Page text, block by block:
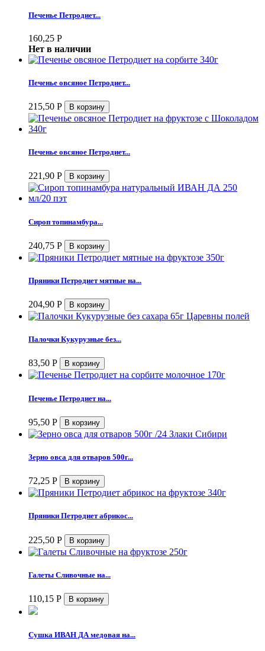
Печенье Петродиет...
160,25 Р
Нет в наличии
Печенье овсяное Петродиет...
215,50 Р
Печенье овсяное Петродиет...
221,90 Р
Сироп топинамбура...
240,75 Р
Пряники Петродиет мятные на...
204,90 Р
Палочки Кукурузные без...
83,50 Р
Печенье Петродиет на...
95,50 Р
Зерно овса для отваров 500г...
72,25 Р
Пряники Петродиет абрикос...
225,50 Р
Галеты Сливочные на...
110,15 Р
Сушка ИВАН ДА медовая на...